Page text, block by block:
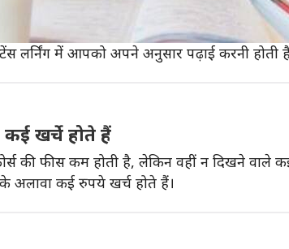
से आपका ध्यान अधिक भटक सकता है।
आपका ध्यान पढ़ाई पर ज्यादा नहीं होता है।
लर्निंग में आपको अपने अनुसार पढ़ाई करनी
खर्चे होते हैं
की फीस कम होती है, लेकिन वहीं न दिखने
अलावा कई रुपये खर्च होते हैं।